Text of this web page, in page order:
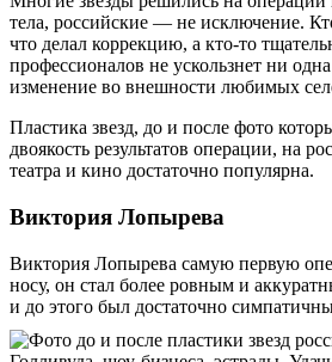
тела, российские — не исключение.
что делал коррекцию, а кто-то
профессионалов не ускользнет ни
изменение во внешности любимых
Пластика звезд, до и после фото
двоякость результатов операции, на
театра и кино достаточно популярна.
Виктория Лопырева
Виктория Лопырева самую первую
носу, он стал более ровным и
и до этого был достаточно